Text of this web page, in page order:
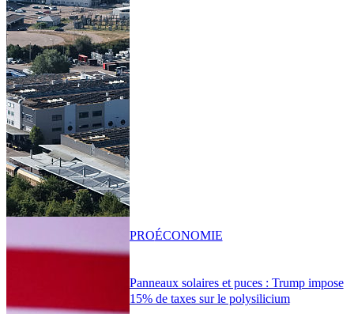
Panneaux solaires et puces : Trump impose
15% de taxes sur le polysilicium
PROÉCONOMIE